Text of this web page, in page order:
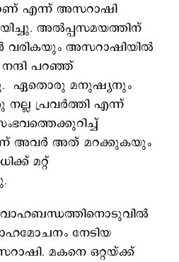
എന്ന് അസറാഷി
അല്‍പ്പസമയത്തിന്
വരികയും അസറാഷിയില്‍
പറ‍ഞ്ഞ്
ഏതൊരു മനുഷ്യനും
പ്രവര്‍ത്തി എന്ന്
അവര്‍ അത് മറക്കുകയും
മറ്റ്
നേടിയ
മകനെ ഒറ്റയ്ക്ക്